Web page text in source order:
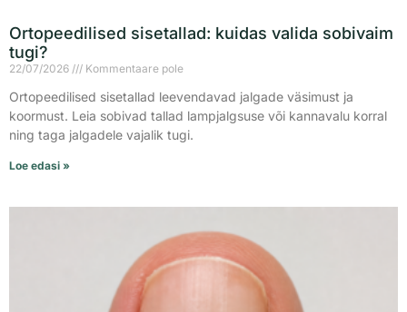
Ortopeedilised sisetallad: kuidas valida sobivaim
tugi?
22/07/2026 Kommentaare pole
Ortopeedilised sisetallad leevendavad jalgade väsimust ja
koormust. Leia sobivad tallad lampjalgsuse või kannavalu korral
ning taga jalgadele vajalik tugi.
Loe edasi »